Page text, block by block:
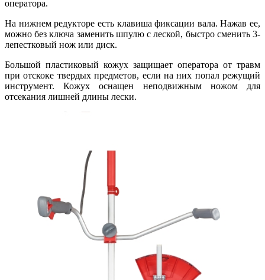
оператора.
На нижнем редукторе есть клавиша фиксации вала. Нажав ее,
можно без ключа заменить шпулю с леской, быстро сменить 3-
лепестковый нож или диск.
Большой пластиковый кожух защищает оператора от травм
при отскоке твердых предметов, если на них попал режущий
инструмент. Кожух оснащен неподвижным ножом для
отсекания лишней длины лески.